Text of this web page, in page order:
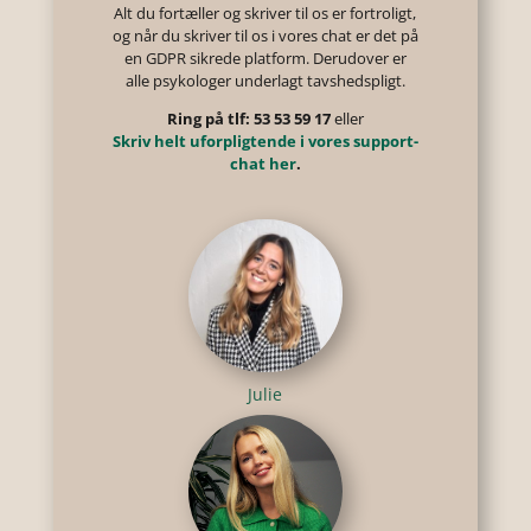
Alt du fortæller og skriver til os er fortroligt,
og når du skriver til os i vores chat er det på
en GDPR sikrede platform. Derudover er
alle psykologer underlagt tavshedspligt.
Ring på tlf: 53 53 59 17eller
Skriv helt uforpligtende i vores support-
chat her.
Julie